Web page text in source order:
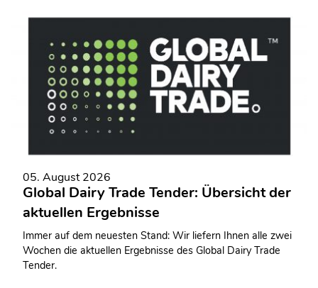
05. August 2026
Global Dairy Trade Tender: Übersicht der
aktuellen Ergebnisse
Immer auf dem neuesten Stand: Wir liefern Ihnen alle zwei
Wochen die aktuellen Ergebnisse des Global Dairy Trade
Tender.